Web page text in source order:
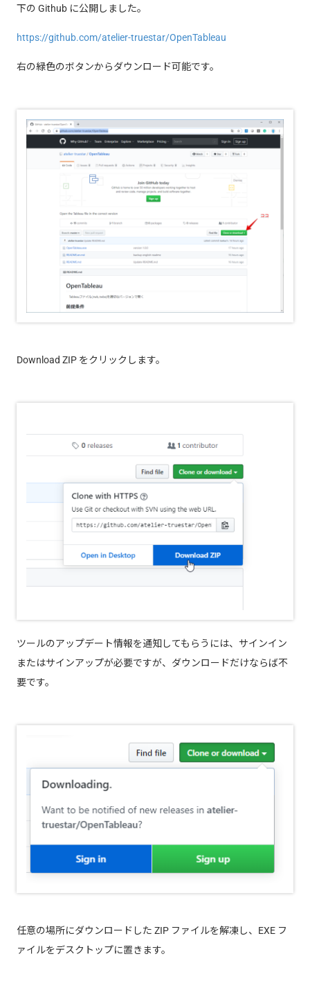
下の Github に公開しました。
https://github.com/atelier-truestar/OpenTableau
右の緑色のボタンからダウンロード可能です。
Download ZIP をクリックします。
ツールのアップデート情報を通知してもらうには、サインイン
またはサインアップが必要ですが、ダウンロードだけならば不
要です。
任意の場所にダウンロードした ZIP ファイルを解凍し、EXE フ
ァイルをデスクトップに置きます。